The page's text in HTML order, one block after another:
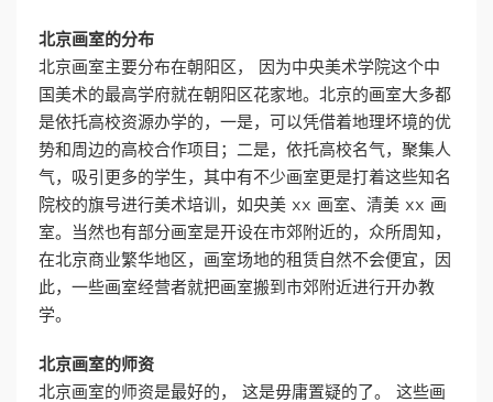
北京画室的分布
北京画室主要分布在朝阳区， 因为中央美术学院这个中
国美术的最高学府就在朝阳区花家地。北京的画室大多都
是依托高校资源办学的，一是，可以凭借着地理坏境的优
势和周边的高校合作项目；二是，依托高校名气，聚集人
气，吸引更多的学生，其中有不少画室更是打着这些知名
院校的旗号进行美术培训，如央美 xx 画室、清美 xx 画
室。当然也有部分画室是开设在市郊附近的，众所周知，
在北京商业繁华地区，画室场地的租赁自然不会便宜，因
此，一些画室经营者就把画室搬到市郊附近进行开办教
学。
北京画室的师资
北京画室的师资是最好的， 这是毋庸置疑的了。 这些画